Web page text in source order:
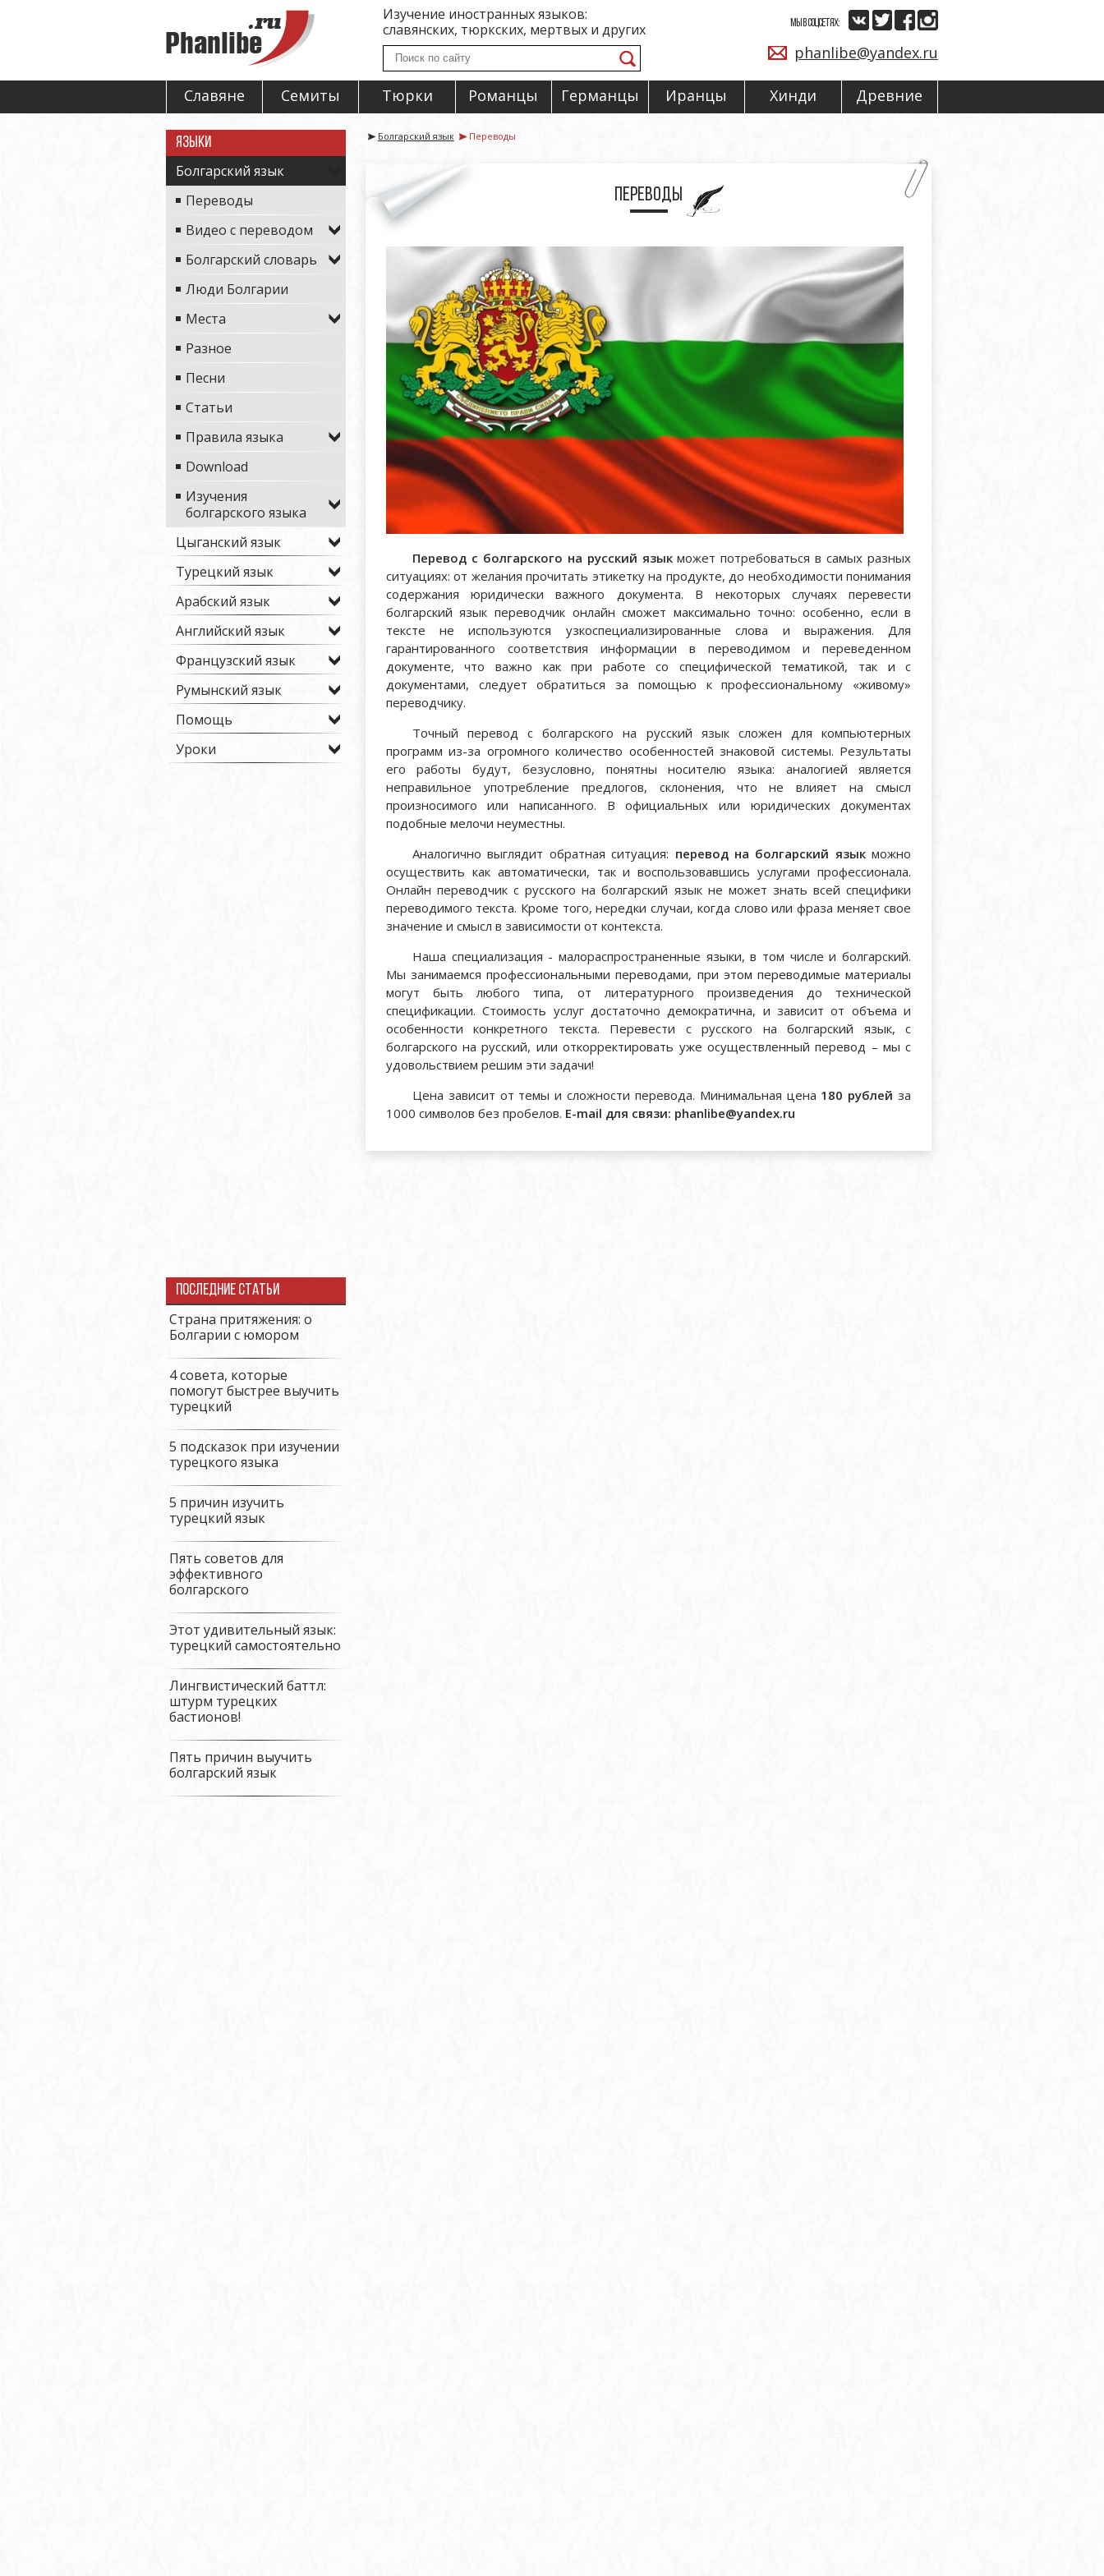
Изучение иностранных языков:
славянских, тюркских, мертвых и других
МЫ В СОЦСЕТЯХ:
phanlibe@yandex.ru
Славяне Семиты Тюрки Романцы Германцы Иранцы Хинди Древние
Языки
Болгарский язык
Переводы
Видео с переводом
Болгарский словарь
Люди Болгарии
Места
Разное
Песни
Статьи
Правила языка
Download
Изучения
болгарского языка
Цыганский язык
Турецкий язык
Арабский язык
Английский язык
Французский язык
Румынский язык
Помощь
Уроки
Последние статьи
Страна притяжения: о
Болгарии с юмором
4 совета, которые
помогут быстрее выучить
турецкий
5 подсказок при изучении
турецкого языка
5 причин изучить
турецкий язык
Пять советов для
эффективного
болгарского
Этот удивительный язык:
турецкий самостоятельно
Лингвистический баттл:
штурм турецких
бастионов!
Пять причин выучить
болгарский язык
Болгарский язык Переводы
Переводы
Перевод с болгарского на русский языкможет потребоваться в самых разных
ситуациях: от желания прочитать этикетку на продукте, до необходимости понимания
содержания юридически важного документа. В некоторых случаях перевести
болгарский язык переводчик онлайн сможет максимально точно: особенно, если в
тексте не используются узкоспециализированные слова и выражения. Для
гарантированного соответствия информации в переводимом и переведенном
документе, что важно как при работе со специфической тематикой, так и с
документами, следует обратиться за помощью к профессиональному «живому»
переводчику.
Точный перевод с болгарского на русский язык сложен для компьютерных
программ из-за огромного количество особенностей знаковой системы. Результаты
его работы будут, безусловно, понятны носителю языка: аналогией является
неправильное употребление предлогов, склонения, что не влияет на смысл
произносимого или написанного. В официальных или юридических документах
подобные мелочи неуместны.
Аналогично выглядит обратная ситуация: перевод на болгарский языкможно
осуществить как автоматически, так и воспользовавшись услугами профессионала.
Онлайн переводчик с русского на болгарский язык не может знать всей специфики
переводимого текста. Кроме того, нередки случаи, когда слово или фраза меняет свое
значение и смысл в зависимости от контекста.
Наша специализация - малораспространенные языки, в том числе и болгарский.
Мы занимаемся профессиональными переводами, при этом переводимые материалы
могут быть любого типа, от литературного произведения до технической
спецификации. Стоимость услуг достаточно демократична, и зависит от объема и
особенности конкретного текста. Перевести с русского на болгарский язык, с
болгарского на русский, или откорректировать уже осуществленный перевод – мы с
удовольствием решим эти задачи!
Цена зависит от темы и сложности перевода. Минимальная цена 180 рублей за
1000 символов без пробелов. E-mail для связи: phanlibe@yandex.ru